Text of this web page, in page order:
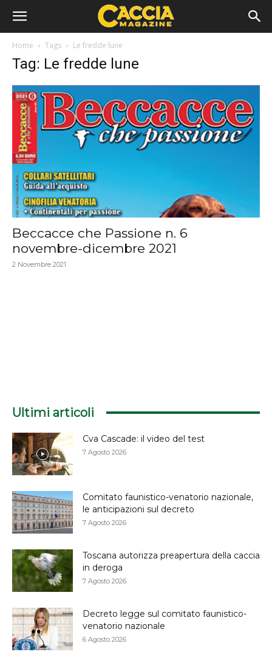
Home Tags Le fredde lune
Tag: Le fredde lune
Beccacce che Passione n. 6
novembre-dicembre 2021
2 Novembre 2021
Ultimi articoli
Cva Cascade: il video del test
7 Agosto 2026
Comitato faunistico-venatorio nazionale,
le anticipazioni sul decreto
7 Agosto 2026
Toscana autorizza preapertura della caccia
in deroga
7 Agosto 2026
Decreto legge sul comitato faunistico-
venatorio nazionale
6 Agosto 2026